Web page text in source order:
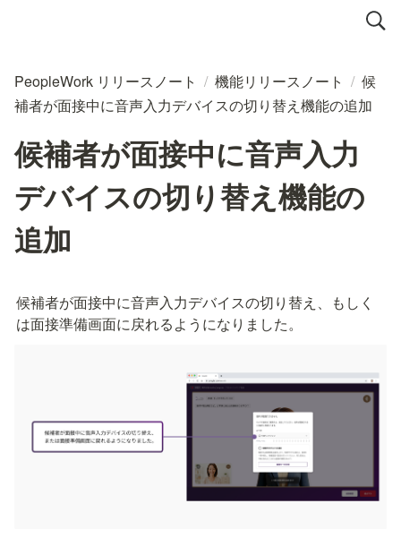
PeopleWork リリースノート / 機能リリースノート / 候
補者が面接中に音声入力デバイスの切り替え機能の追加
候補者が面接中に音声入力
デバイスの切り替え機能の
追加
候補者が面接中に音声入力デバイスの切り替え、もしく
は面接準備画面に戻れるようになりました。